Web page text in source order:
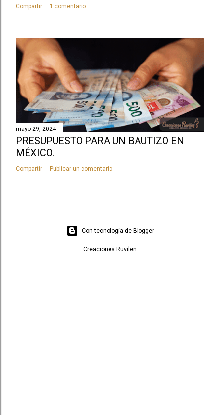
e
a
o
Compartir 1 comentario
mayo 29, 2024
PRESUPUESTO PARA UN BAUTIZO EN
MÉXICO.
Compartir Publicar un comentario
Con tecnología de Blogger
Creaciones Ruvilen